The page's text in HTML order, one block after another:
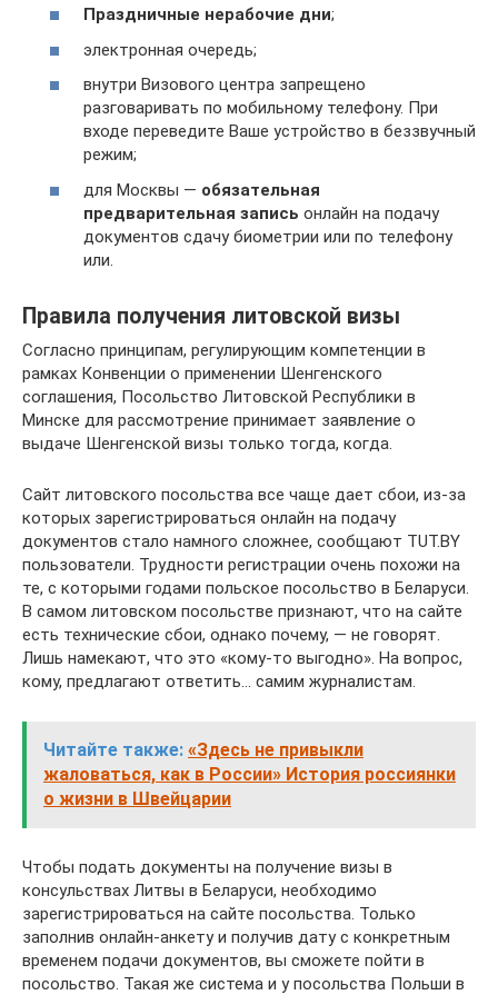
Праздничные нерабочие дни;
электронная очередь;
внутри Визового центра запрещено
разговаривать по мобильному телефону. При
входе переведите Ваше устройство в беззвучный
режим;
для Москвы — обязательная
предварительная запись онлайн на подачу
документов сдачу биометрии или по телефону
или.
Правила получения литовской визы
Согласно принципам, регулирующим компетенции в
рамках Конвенции о применении Шенгенского
соглашения, Посольство Литовской Республики в
Минске для рассмотрение принимает заявление о
выдаче Шенгенской визы только тогда, когда.
Сайт литовского посольства все чаще дает сбои, из-за
которых зарегистрироваться онлайн на подачу
документов стало намного сложнее, сообщают TUT.BY
пользователи. Трудности регистрации очень похожи на
те, с которыми годами польское посольство в Беларуси.
В самом литовском посольстве признают, что на сайте
есть технические сбои, однако почему, — не говорят.
Лишь намекают, что это «кому-то выгодно». На вопрос,
кому, предлагают ответить… самим журналистам.
Читайте также: «Здесь не привыкли
жаловаться, как в России» История россиянки
о жизни в Швейцарии
Чтобы подать документы на получение визы в
консульствах Литвы в Беларуси, необходимо
зарегистрироваться на сайте посольства. Только
заполнив онлайн-анкету и получив дату с конкретным
временем подачи документов, вы сможете пойти в
посольство. Такая же система и у посольства Польши в